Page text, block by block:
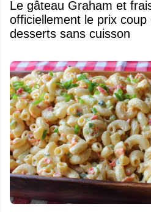
Le gâteau Graham et fraises se mérite
officiellement le prix
desserts sans cuisson